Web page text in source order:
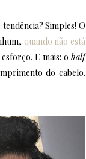
Simples! O
quando não está
E mais: o half
do cabelo.